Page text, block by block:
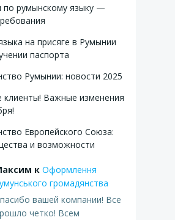
по румынскому языку —
на присяге в Румынии
паспорта
Румынии: новости 2025
клиенты! Важные изменения
Европейского Союза:
и возможности
к Оформлення
громадянства
вашей компании! Все
четко! Всем